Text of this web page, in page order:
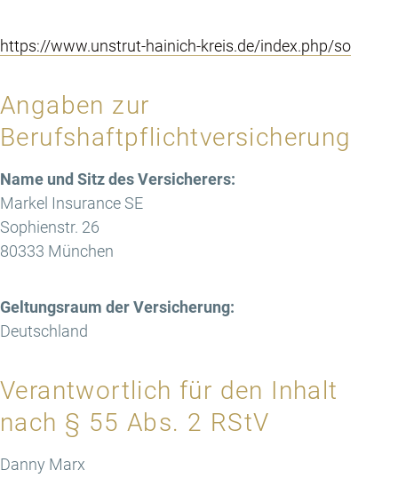
https://www.unstrut-hainich-kreis.de/index.php/so
Angaben zur
Berufshaftpflichtversicherung
Name und Sitz des Versicherers:
Markel Insurance SE
Sophienstr. 26
80333 München
Geltungsraum der Versicherung:
Deutschland
Verantwortlich für den Inhalt
nach § 55 Abs. 2 RStV
Danny Marx